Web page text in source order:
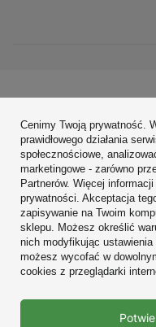
Konto
Regulaminy
Zobacz również
W sklepie
Cenimy Twoją prywatność.
prawidłowego działania
społecznościowe,
marketingowe - zarówno
Partnerów. Więcej
prywatności. Akceptacja
zapisywanie na Twoim
sklepu. Możesz określić
nich modyfikując ustawienia
możesz wycofać w
cookies z przeglądarki